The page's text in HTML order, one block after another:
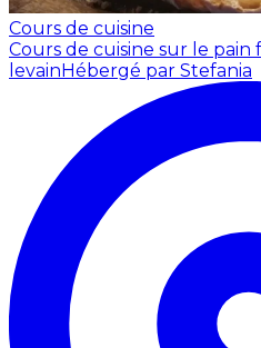
Cours de cuisine
Cours de cuisine sur le pain
levain Hébergé par Stefania